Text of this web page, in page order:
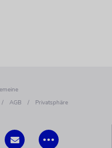
•••
/ AGB / Privatsphäre